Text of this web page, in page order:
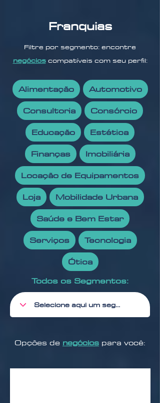
Franquias
Filtre por segmento: encontre
negócioscompatíveis com seu perfil:
Alimentação
Automotivo
Consultoria
Consórcio
Educação
Estética
Finanças
Imobiliária
Locação de Equipamentos
Loja
Mobilidade Urbana
Saúde e Bem Estar
Serviços
Tecnologia
Ótica
Todos os Segmentos:
Opções de negócios para você: